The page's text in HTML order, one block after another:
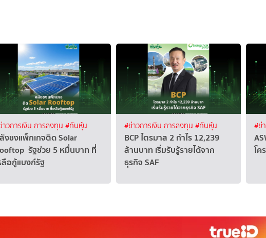
าวการเงิน การลงทุน #ทันหุ้น
งชงแพ็กเกจติด Solar
รัฐช่วย 5 หมื่นบาท ที่
ลือกู้แบงก์รัฐ
#ข่าวการเงิน การลงทุน #ทันหุ้น
BCP ไตรมาส 2 กำไร 12,239
ล้านบาท เริ่มรับรู้รายได้จาก
ธุรกิจ SAF
#ข่
โค